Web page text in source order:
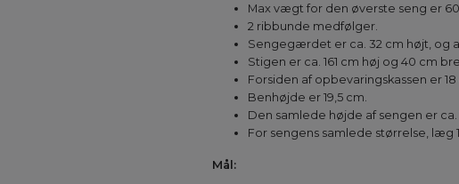
Max vægt for den øverste seng er
2 ribbunde medfølger.
Sengegærdet er ca. 32 cm højt, og
Stigen er ca. 161 cm høj og 40 cm
Forsiden af opbevaringskassen er 18
Benhøjde er 19,5 cm.
Den samlede højde af sengen er ca.
For sengens samlede størrelse,
Mål: